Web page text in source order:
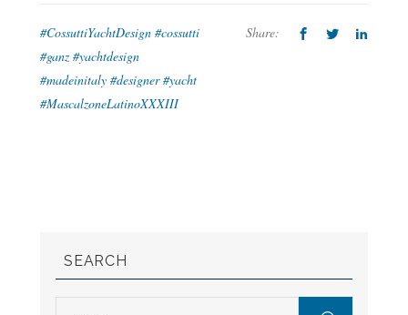
#CossuttiYachtDesign #cossutti
#ganz #yachtdesign
#madeinitaly #designer #yacht
#MascalzoneLatinoXXXIII
Share:
SEARCH